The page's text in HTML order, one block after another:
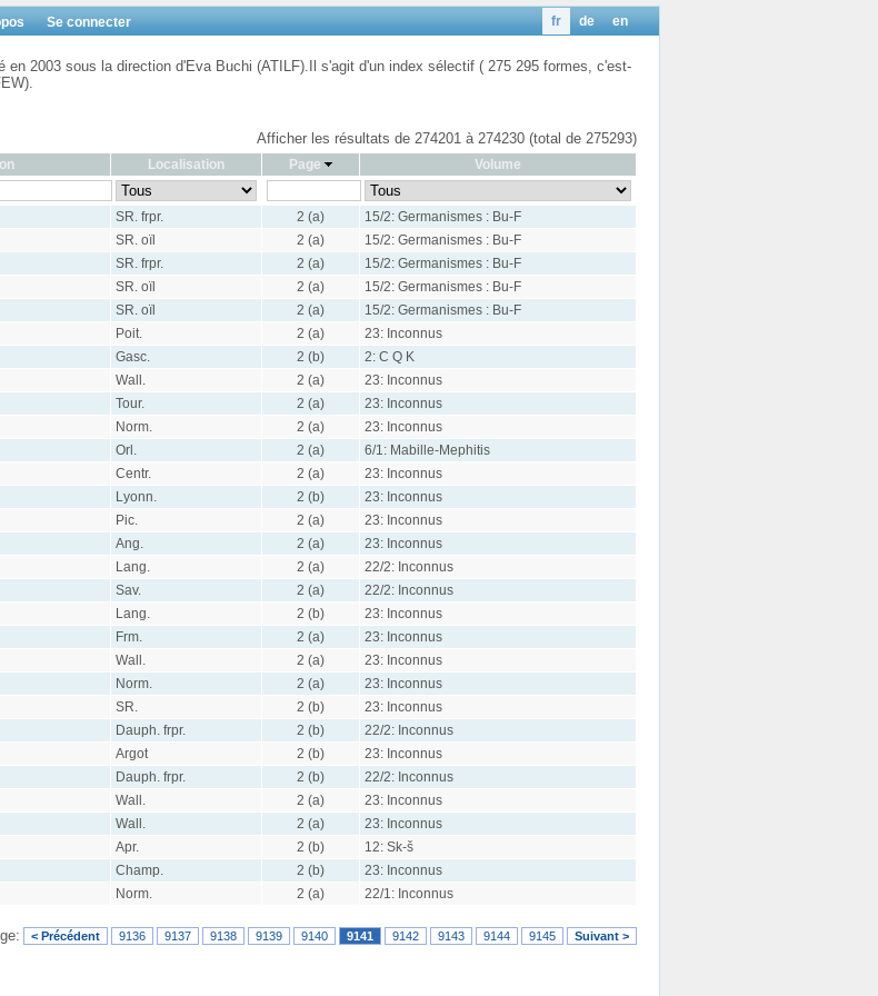
Se connecter en
de
fr
en 2003 sous la direction d'Eva Buchi (ATILF).Il s'agit d'un index sélectif ( 275 295 formes, c'est-
Afficher les résultats de 274201 à 274230 (total de 275293)
Localisation Page Volume
SR. frpr. 2 (a)
15/2: Germanismes : Bu-F
SR. oïl 2 (a)
15/2: Germanismes : Bu-F
SR. frpr. 2 (a)
15/2: Germanismes : Bu-F
SR. oïl 2 (a)
15/2: Germanismes : Bu-F
SR. oïl 2 (a)
15/2: Germanismes : Bu-F
Poit. 2 (a)
23: Inconnus
Gasc. 2 (b)
2: C Q K
Wall. 2 (a)
23: Inconnus
Tour. 2 (a)
23: Inconnus
Norm. 2 (a)
23: Inconnus
Orl. 2 (a)
6/1: Mabille-Mephitis
Centr. 2 (a)
23: Inconnus
Lyonn. 2 (b)
23: Inconnus
Pic. 2 (a)
23: Inconnus
Ang. 2 (a)
23: Inconnus
Lang. 2 (a)
22/2: Inconnus
Sav. 2 (a)
22/2: Inconnus
Lang. 2 (b)
23: Inconnus
Frm. 2 (a)
23: Inconnus
Wall. 2 (a)
23: Inconnus
Norm. 2 (a)
23: Inconnus
SR. 2 (b)
23: Inconnus
Dauph. frpr. 2 (b)
22/2: Inconnus
Argot 2 (b)
23: Inconnus
Dauph. frpr. 2 (b)
22/2: Inconnus
Wall. 2 (a)
23: Inconnus
Wall. 2 (a)
23: Inconnus
Apr. 2 (b)
12: Sk-š
Champ. 2 (b)
23: Inconnus
Norm. 2 (a) 22/1: Inconnus
< Précédent 9136 9137 9138 9139 9140 9141 9142 9143 9144 9145 Suivant >